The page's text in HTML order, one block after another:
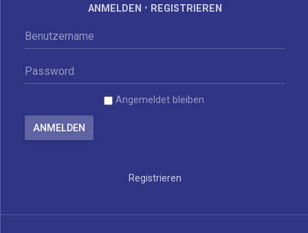
ANMELDEN • REGISTRIEREN
Angemeldet bleiben
Registrieren